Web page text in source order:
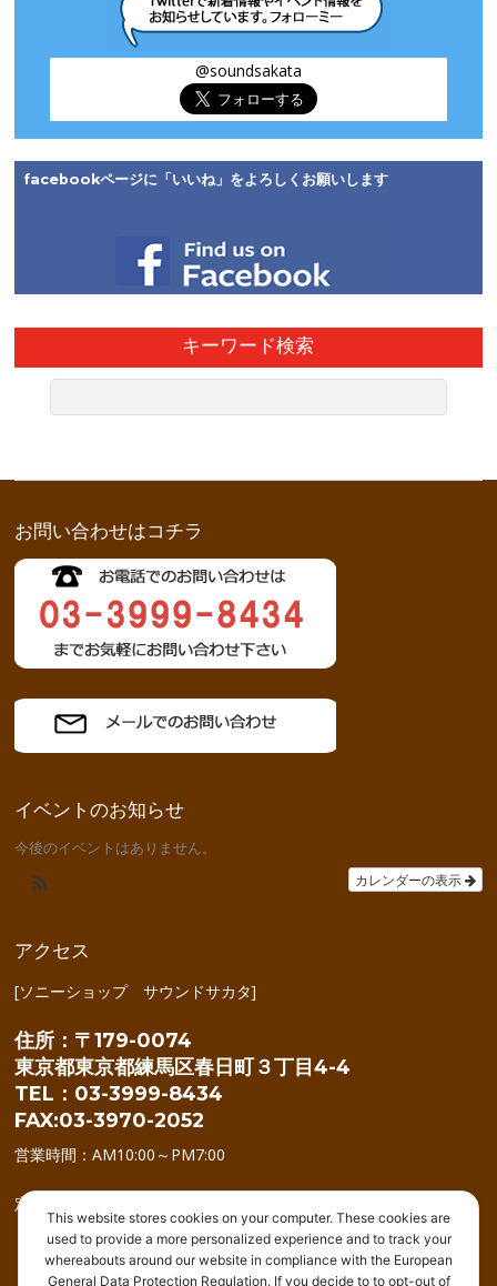
ブ
@soundsakata
facebookページに「いいね」をよろしくお願いします
キーワード検索
お問い合わせはコチラ
イベントのお知らせ
今後のイベントはありません。
カレンダーの表示
アクセス
[ソニーショップ サウンドサカタ]
住所：〒179-0074
東京都東京都練馬区春日町３丁目4-4
TEL：03-3999-8434
FAX:03-3970-2052
営業時間：AM10:00～PM7:00
定休日：年中無休(年始を除く)
This website stores cookies on your computer. These cookies are
used to provide a more personalized experience and to track your
whereabouts around our website in compliance with the European
General Data Protection Regulation. If you decide to to opt-out of